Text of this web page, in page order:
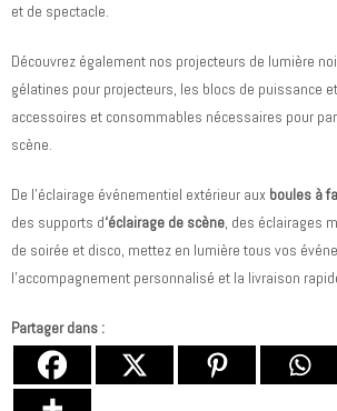
et de spectacle.
Découvrez également nos projecteurs de lumière
gélatines pour projecteurs, les blocs de puissance
accessoires et consommables nécessaires pour
scène.
De l’éclairage événementiel extérieur aux boules à
des supports d‘éclairage de scène, des éclairages
de soirée et disco, mettez en lumière tous vos
l’accompagnement personnalisé et la livraison
Partager dans :